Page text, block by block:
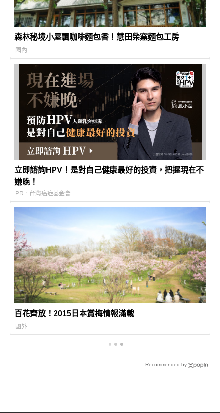
森林秘境小屋飄咖啡麵包香！慧田柴窯麵包工房
國內
立即諮詢HPV！是對自己健康最好的投資，把握現在不
嫌晚！
PR・台灣癌症基金會
百花齊放！2015日本賞梅情報滿載
國外
Recommended by